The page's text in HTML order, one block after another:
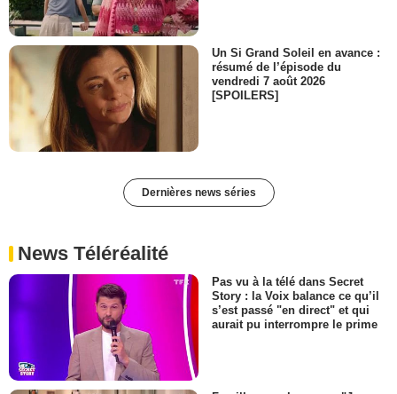
Un Si Grand Soleil en avance :
résumé de l’épisode du
vendredi 7 août 2026
[SPOILERS]
Dernières news séries
News Téléréalité
Pas vu à la télé dans Secret
Story : la Voix balance ce qu’il
s’est passé "en direct" et qui
aurait pu interrompre le prime